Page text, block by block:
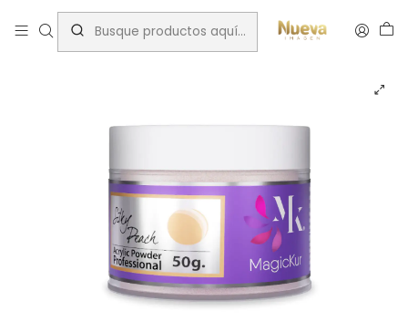
Inicio Polvo acrilico silky peach magickur 50 gr